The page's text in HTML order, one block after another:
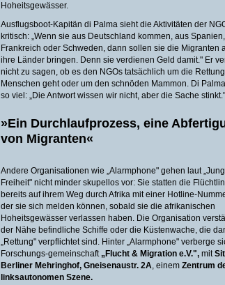
Hoheitsgewässer.
Ausflugsboot-Kapitän di Palma sieht die Aktivitäten der
kritisch: „Wenn sie aus Deutschland kommen, aus Spanien,
Frankreich oder Schweden, dann sollen sie die Migranten
ihre Länder bringen. Denn sie verdienen Geld damit." Er
nicht zu sagen, ob es den NGOs tatsächlich um die
Menschen geht oder um den schnöden Mammon. Di
so viel: „Die Antwort wissen wir nicht, aber die Sache stinkt."
»Ein Durchlaufprozess, eine
von Migranten«
Andere Organisationen wie „Alarmphone" gehen laut
Freiheit" nicht minder skupellos vor: Sie statten die
bereits auf ihrem Weg durch Afrika mit einer Hotline-
der sie sich melden können, sobald sie die afrikanischen
Hoheitsgewässer verlassen haben. Die Organisation
der Nähe befindliche Schiffe oder die Küstenwache, die
„Rettung" verpflichtet sind. Hinter „Alarmphone" verberge
Forschungs-gemeinschaft „Flucht & Migration e.V.", mit
Berliner Mehringhof, Gneisenaustr. 2A, einem Zentrum
linksautonomen Szene.